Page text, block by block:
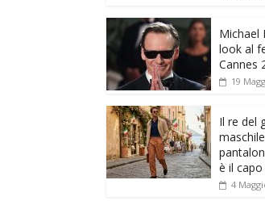
Michael
look al
Cannes
19
Il re del
è il
4